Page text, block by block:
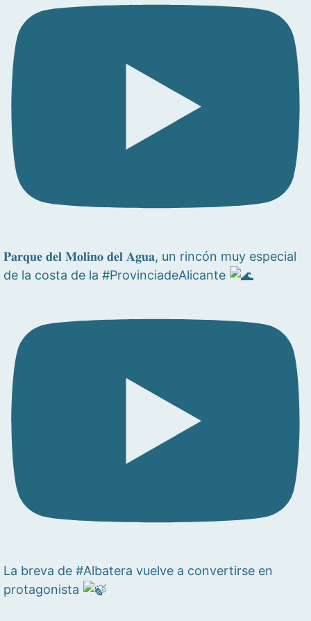
𝐏𝐚𝐫𝐪𝐮𝐞 𝐝𝐞𝐥 𝐌𝐨𝐥𝐢𝐧𝐨 𝐝𝐞𝐥 𝐀𝐠𝐮𝐚, un rincón muy especial
de la costa de la #ProvinciadeAlicante
La breva de #Albatera vuelve a convertirse en
protagonista